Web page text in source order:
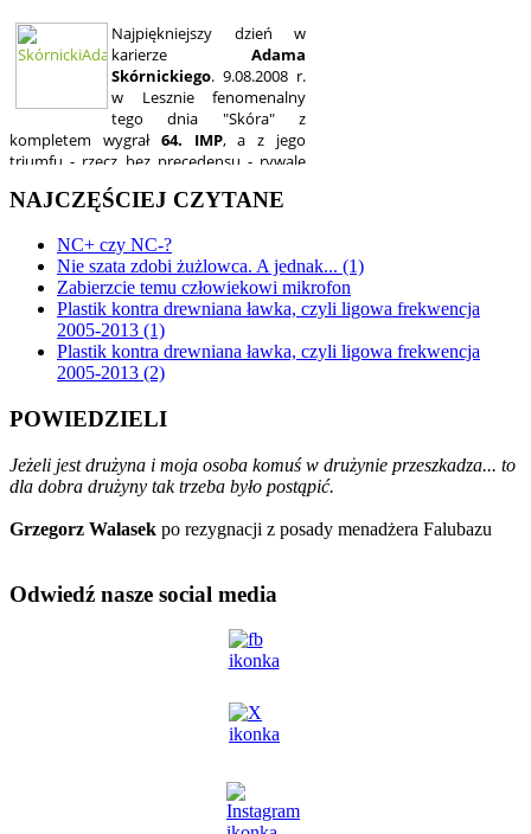
NAJCZĘŚCIEJ CZYTANE
NC+ czy NC-?
Nie szata zdobi żużlowca. A jednak... (1)
Zabierzcie temu człowiekowi mikrofon
Plastik kontra drewniana ławka, czyli ligowa frekwencja
2005-2013 (1)
Plastik kontra drewniana ławka, czyli ligowa frekwencja
2005-2013 (2)
POWIEDZIELI
Jeżeli jest drużyna i moja osoba komuś w drużynie przeszkadza... to
dla dobra drużyny tak trzeba było postąpić.
Grzegorz Walasek po rezygnacji z posady menadżera Falubazu
Odwiedź nasze social media